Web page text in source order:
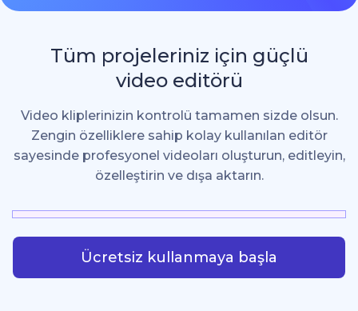
Tüm projeleriniz için güçlü
video editörü
Video kliplerinizin kontrolü tamamen sizde olsun.
Zengin özelliklere sahip kolay kullanılan editör
sayesinde profesyonel videoları oluşturun, editleyin,
özelleştirin ve dışa aktarın.
Ücretsiz kullanmaya başla